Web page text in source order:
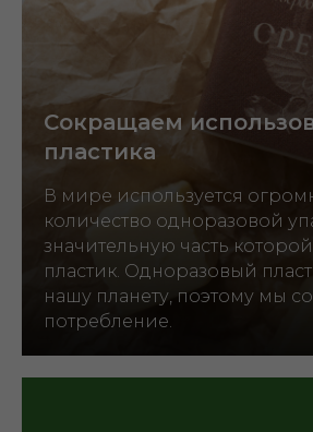
Сокращаем
пластика
В мире используется
количество одноразовой
значительную часть которой
пластик. Одноразовый
нашу планету, поэтому мы
потребление.